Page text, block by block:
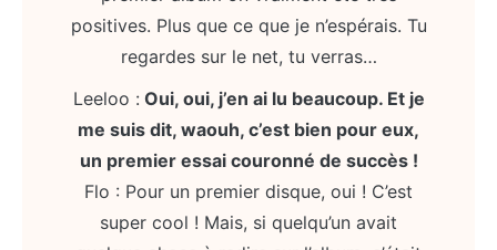
positives. Plus que ce que je n’espérais. Tu
regardes sur le net, tu verras…
Leeloo : Oui, oui, j’en ai lu beaucoup. Et je
me suis dit, waouh, c’est bien pour eux,
un premier essai couronné de succès !
Flo : Pour un premier disque, oui ! C’est
super cool ! Mais, si quelqu’un avait